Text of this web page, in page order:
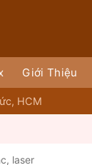
Giới Thiệu
HCM
laser